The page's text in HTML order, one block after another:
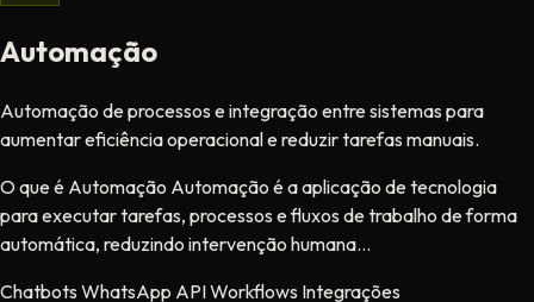
Automação
Automação de processos e integração entre sistemas para
aumentar eficiência operacional e reduzir tarefas manuais.
O que é Automação Automação é a aplicação de tecnologia
para executar tarefas, processos e fluxos de trabalho de forma
automática, reduzindo intervenção humana...
Chatbots WhatsApp APIWorkflows Integrações